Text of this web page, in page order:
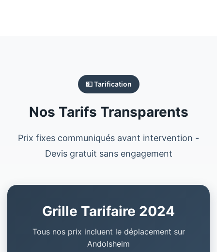
💵 Tarification
Nos Tarifs Transparents
Prix fixes communiqués avant intervention -
Devis gratuit sans engagement
Grille Tarifaire 2024
Tous nos prix incluent le déplacement sur
Andolsheim